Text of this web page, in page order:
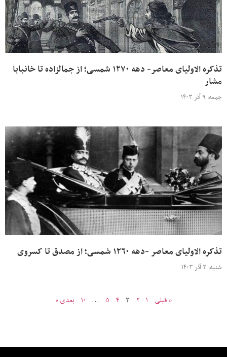
تذکره الاولیای معاصر- دهه ۱۲۷۰ شمسی؛ از جمالزاده تا خانبابا
مشار
جمعه، ۹ آذر ۱۴۰۳
تذکره الاولیای معاصر -دهه ۱۲۶۰ شمسی؛ از مصدق تا کسروی
شنبه، ۳ آذر ۱۴۰۳
« قبلی ۱ ۲ ۳ ۴ ۵ … ۱۰ بعدی »